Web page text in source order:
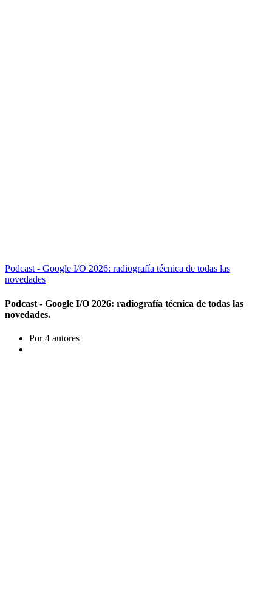
Podcast - Google I/O 2026: radiografía técnica de todas las
novedades
Podcast - Google I/O 2026: radiografía técnica de todas las
novedades.
Por 4 autores